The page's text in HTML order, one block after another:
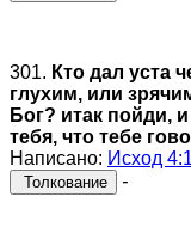
301. Кто дал уста
глухим, или
Бог? итак пойди,
тебя, что тебе
Написано: Исход
Толкование -